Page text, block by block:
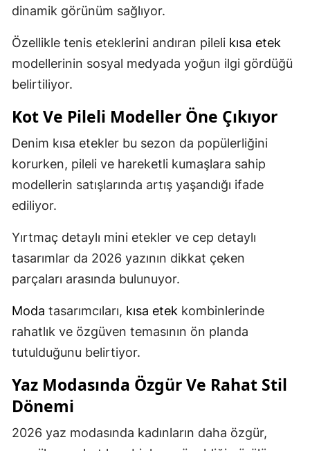
dinamik görünüm sağlıyor.
Özellikle tenis eteklerini andıran pileli kısa etek
modellerinin sosyal medyada yoğun ilgi gördüğü
belirtiliyor.
Kot Ve Pileli Modeller Öne Çıkıyor
Denim kısa etekler bu sezon da popülerliğini
korurken, pileli ve hareketli kumaşlara sahip
modellerin satışlarında artış yaşandığı ifade
ediliyor.
Yırtmaç detaylı mini etekler ve cep detaylı
tasarımlar da 2026 yazının dikkat çeken
parçaları arasında bulunuyor.
Moda tasarımcıları, kısa etek kombinlerinde
rahatlık ve özgüven temasının ön planda
tutulduğunu belirtiyor.
Yaz Modasında Özgür Ve Rahat Stil
Dönemi
2026 yaz modasında kadınların daha özgür,